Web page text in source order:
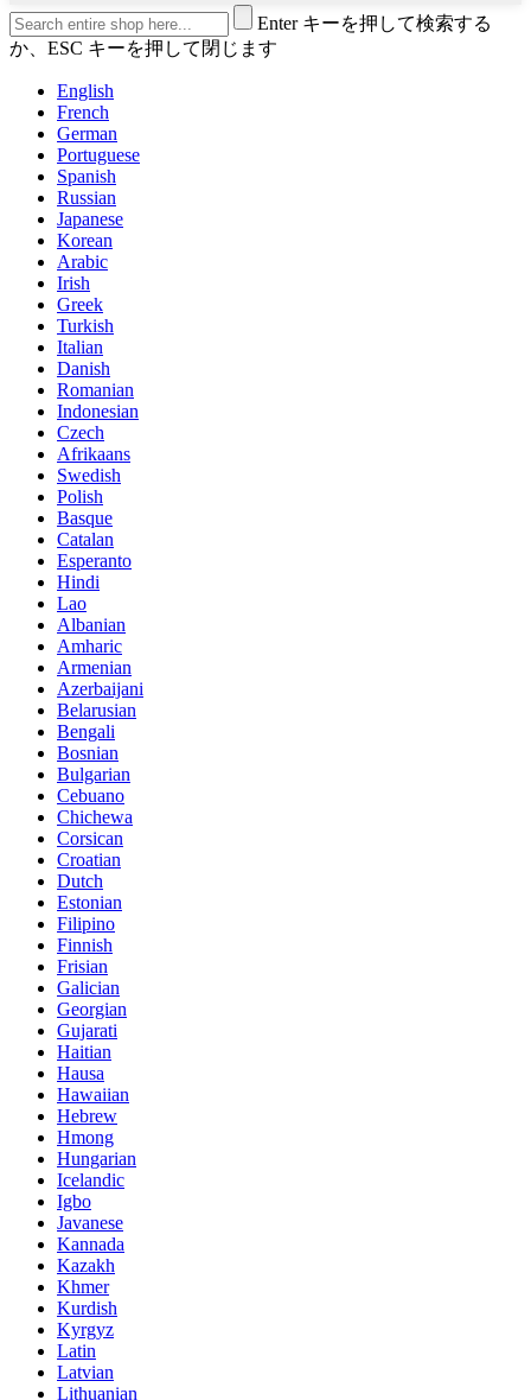
Enter キーを押して検索する
か、ESC キーを押して閉じます
English
French
German
Portuguese
Spanish
Russian
Japanese
Korean
Arabic
Irish
Greek
Turkish
Italian
Danish
Romanian
Indonesian
Czech
Afrikaans
Swedish
Polish
Basque
Catalan
Esperanto
Hindi
Lao
Albanian
Amharic
Armenian
Azerbaijani
Belarusian
Bengali
Bosnian
Bulgarian
Cebuano
Chichewa
Corsican
Croatian
Dutch
Estonian
Filipino
Finnish
Frisian
Galician
Georgian
Gujarati
Haitian
Hausa
Hawaiian
Hebrew
Hmong
Hungarian
Icelandic
Igbo
Javanese
Kannada
Kazakh
Khmer
Kurdish
Kyrgyz
Latin
Latvian
Lithuanian